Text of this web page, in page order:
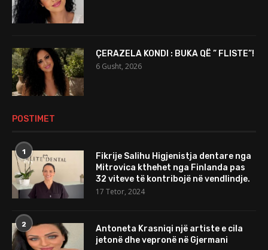
ÇERAZELA KONDI : BUKA QË ” FLISTE”!
6 Gusht, 2026
POSTIMET
1
Fikrije Salihu Higjenistja dentare nga
Mitrovica kthehet nga Finlanda pas
32 viteve të kontribojë në vendlindje.
17 Tetor, 2024
2
Antoneta Krasniqi një artiste e cila
jetonë dhe vepronë në Gjermani